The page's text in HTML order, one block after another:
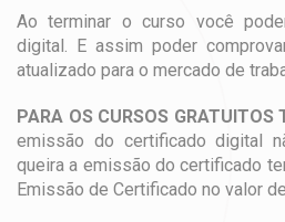
Ao terminar o curso você
digital. E assim poder
atualizado para o mercado de
PARA OS CURSOS GRATUITOS
emissão do certificado digital
queira a emissão do certificado
Emissão de Certificado no valor de